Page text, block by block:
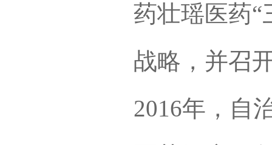
药壮瑶医药“
战略，并召
2016年，自